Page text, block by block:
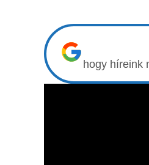
hogy híreink